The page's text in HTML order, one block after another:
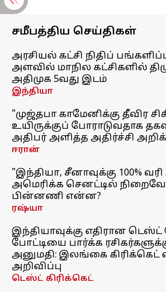
சமீபத்திய செய்திகள்
அரசியல் கட்சி நிதிப்
அளவில் மாநில கட்சிகளில்
அதிமுக 5வது இடம்
இந்தியா
"முஜ்தபா காமேனிக்கு தீவிர
உயிருக்குப் போராடுவதாக
அதிபர் அளித்த அதிர்ச்சி
ஈரான்
"இந்தியா, சீனாவுக்கு 100%
அமெரிக்க செனட்டில்
பின்னணி என்ன?
ரஷ்யா
இந்தியாவுக்கு எதிரான
போட்டியை பார்க்க
அனுமதி: இலங்கை கிரிக்கெட்
அறிவிப்பு
டெஸ்ட் கிரிக்கெட்